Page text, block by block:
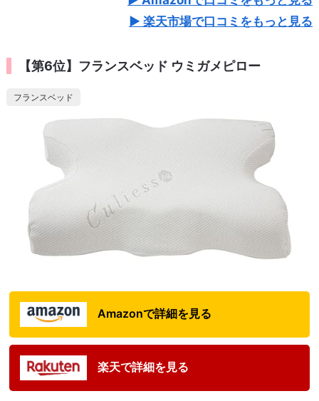
楽天市場で口コミをもっと見る
【第6位】フランスベッド ウミガメピロー
フランスベッド
Amazonで詳細を見る
楽天で詳細を見る